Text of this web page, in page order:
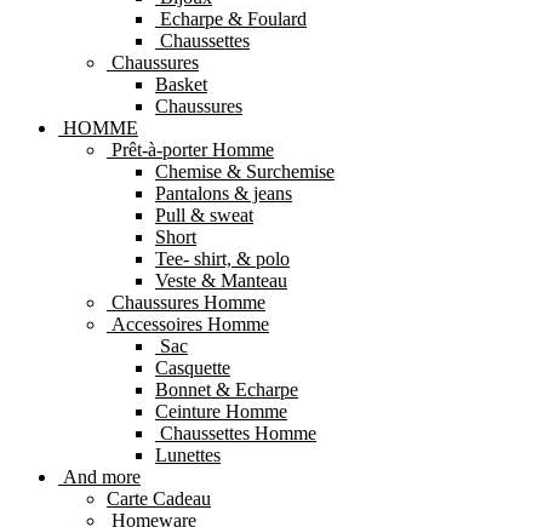
Echarpe & Foulard
Chaussettes
Chaussures
Basket
Chaussures
HOMME
Prêt-à-porter Homme
Chemise & Surchemise
Pantalons & jeans
Pull & sweat
Short
Tee- shirt, & polo
Veste & Manteau
Chaussures Homme
Accessoires Homme
Sac
Casquette
Bonnet & Echarpe
Ceinture Homme
Chaussettes Homme
Lunettes
And more
Carte Cadeau
Homeware